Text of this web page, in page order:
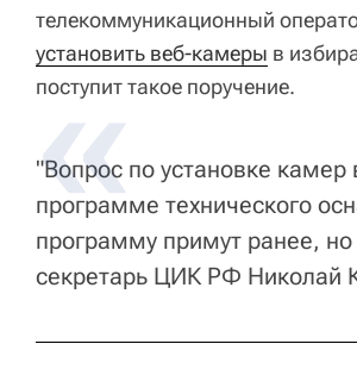
телекоммуникационный
установить веб-камеры в
поступит такое поручение.
"Вопрос по установке
программе технического
программу примут ранее, но
секретарь ЦИК РФ Николай